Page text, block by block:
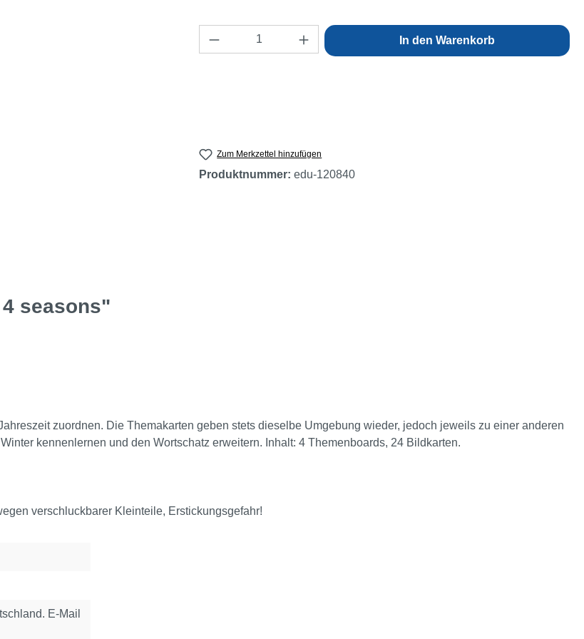
Produkt Anzahl: Gib den gewünschten Wert ein
In den Warenkorb
Zum Merkzettel hinzufügen
Produktnummer: edu-120840
seasons"
zuordnen. Die Themakarten geben stets dieselbe Umgebung wieder, jedoch jeweils zu einer anderen
kennenlernen und den Wortschatz erweitern. Inhalt: 4 Themenboards, 24 Bildkarten.
verschluckbarer Kleinteile, Erstickungsgefahr!
E-Mail